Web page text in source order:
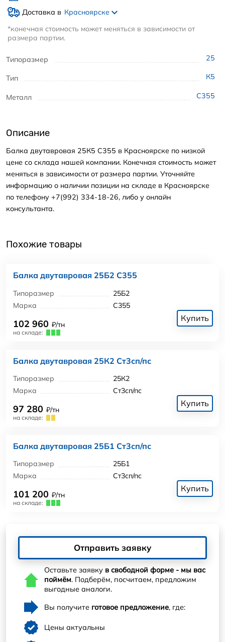
Типоразмер 25
Тип К5
Металл С355
Доставка в Красноярске
*конечная стоимость может меняться в зависимости от
размера партии.
Описание
Балка двутавровая 25К5 С355 в Красноярске по низкой
цене со склада нашей компании. Конечная стоимость может
меняться в зависимости от размера партии. Уточняйте
информацию о наличии позиции на складе в Красноярске
по телефону +7(992) 334-18-26, либо у онлайн
консультанта.
Похожие товары
Балка двутавровая 25Б2 С355
Типоразмер
25Б2
Марка
С355
102 960 ₽/тн
на складе:
Купить
Балка двутавровая 25К2 Ст3сп/пс
Типоразмер
25К2
Марка
Ст3сп/пс
97 280 ₽/тн
на складе:
Купить
Балка двутавровая 25Б1 Ст3сп/пс
Типоразмер
25Б1
Марка
Ст3сп/пс
101 200 ₽/тн
на складе:
Купить
Отправить заявку
Оставьте заявку в свободной форме - мы вас
поймём. Подберём, посчитаем, предложим
выгодные аналоги.
Вы получите готовое предложение, где:
Цены актуальны